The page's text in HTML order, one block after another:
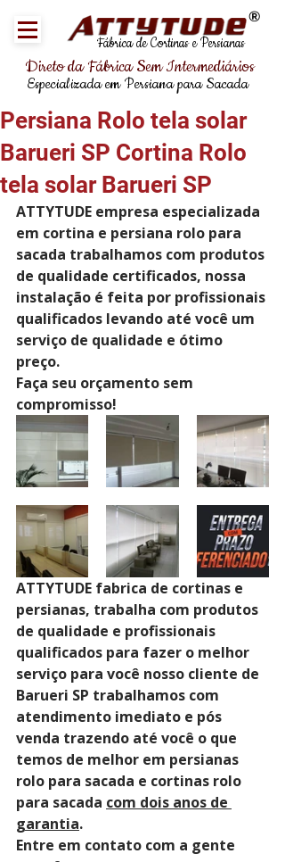
Fábrica de Cortinas e Persianas
®
Direto da Fábrica Sem Intermediários
Especializada em Persiana para Sacada
Persiana Rolo tela solar
Barueri SP Cortina Rolo
tela solar Barueri SP
ATTYTUDE empresa especializada
em cortina e persiana rolo para
sacada trabalhamos com produtos
de qualidade certificados, nossa
instalação é feita por profissionais
qualificados levando até você um
serviço de qualidade e ótimo
preço.
Faça seu orçamento sem
compromisso!
ATTYTUDE fabrica de cortinas e
persianas, trabalha com produtos
de qualidade e profissionais
qualificados para fazer o melhor
serviço para você nosso cliente de
Barueri SP trabalhamos com
atendimento imediato e pós
venda trazendo até você o que
temos de melhor em persianas
rolo para sacada e cortinas rolo
para sacada com dois anos de
garantia.
Entre em contato com a gente